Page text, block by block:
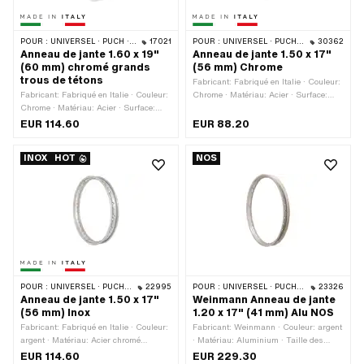
POUR : UNIVERSEL · PUCH · SACHS 17021
Anneau de jante 1.60 x 19"
(60 mm) chromé grands
trous de tétons
Fabricant: Fabriqué en Italie · Couleur:
Chrome · Matériau: Acier · Surface:
chromé · Taille des roues: 19 " ·
totale à l'extérieur: 60 mm · Ouverture
de bouche [pouces]: 1.6 " · Ouverture
[mm]: 41.2 mm · Ø trou de mamelon:
7.1 mm · Nombre de trous de rayons:
EUR 114.60
POUR : UNIVERSEL · PUCH · SACHS · ZÜNDAPP BELMONDO 30362
Anneau de jante 1.50 x 17"
(56 mm) Chrome
Fabricant: Fabriqué en Italie · Couleur:
Chrome · Matériau: Acier · Surface:
Taille des roues: 17 " · Profondeur du
bouche [pouces]: 1.5 " · Ouverture
[mm]: 38.5 mm · Ø trou de mamelon:
6.5 mm · Nombre de trous de rayons:
EUR 88.20
INOX HOT
POUR : UNIVERSEL · PUCH · SACHS · ZÜNDAPP BELMONDO 22995
Anneau de jante 1.50 x 17"
(56 mm) Inox
Fabricant: Fabriqué en Italie · Couleur:
argent · Matériau: Acier chromé
(couramment appelé Nirosta) · Taille
EUR 114.60
NOS
POUR : UNIVERSEL · PUCH · SACHS 23326
Weinmann Anneau de jante
1.20 x 17" (41 mm) Alu NOS
Fabricant: Weinmann · Couleur: argent
· Matériau: Aluminium · Taille des
roues: 17 " · Profondeur du fond de
EUR 229.30